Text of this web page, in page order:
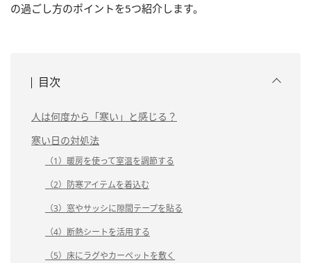
の過ごし方のポイントを5つ紹介します。
目次
人は何度から「寒い」と感じる？
寒い日の対処法
（1）暖房を使って室温を調節する
（2）防寒アイテムを着込む
（3）窓やサッシに隙間テープを貼る
（4）断熱シートを活用する
（5）床にラグやカーペットを敷く